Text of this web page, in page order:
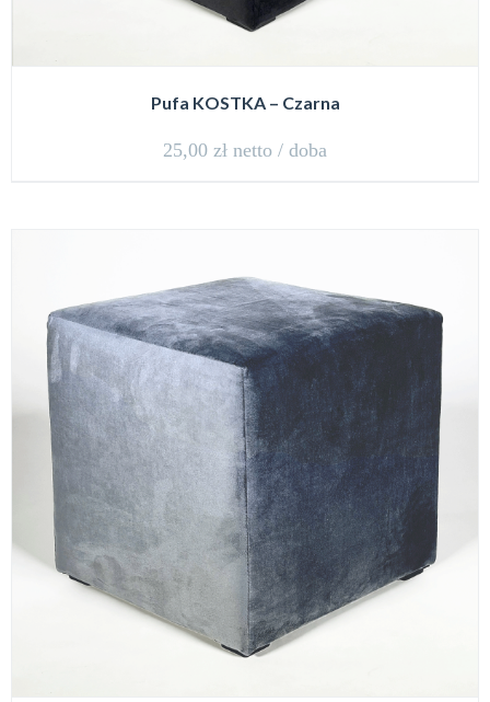
Pufa KOSTKA – Czarna
25,00 zł netto / doba